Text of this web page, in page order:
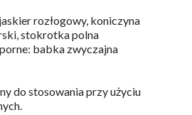
rozłogowy, koniczyna
stokrotka polna
babka zwyczajna
do stosowania przy użyciu